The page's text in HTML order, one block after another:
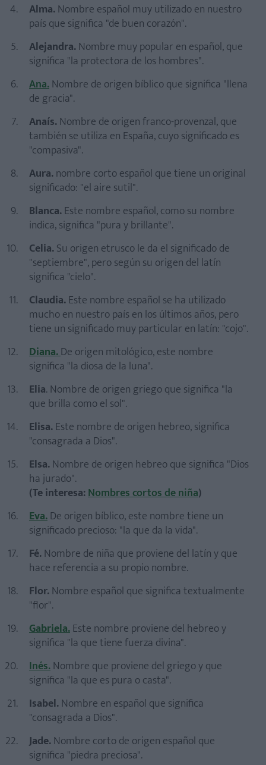
Alma.Nombre español muy utilizado en nuestro
país que significa "de buen corazón".
Alejandra.Nombre muy popular en español, que
significa "la protectora de los hombres".
Ana.Nombre de origen bíblico que significa "llena
de gracia".
Anaís.Nombre de origen franco-provenzal, que
también se utiliza en España, cuyo significado es
"compasiva".
Aura.nombre corto español que tiene un original
significado: "el aire sutil".
Blanca.Este nombre español, como su nombre
indica, significa "pura y brillante".
Celia.Su origen etrusco le da el significado de
"septiembre", pero según su origen del latín
significa "cielo".
Claudia.Este nombre español se ha utilizado
mucho en nuestro país en los últimos años, pero
tiene un significado muy particular en latín: "cojo".
Diana.De origen mitológico, este nombre
significa "la diosa de la luna".
Elia. Nombre de origen griego que significa "la
que brilla como el sol".
Elisa.Este nombre de origen hebreo, significa
"consagrada a Dios".
Elsa.Nombre de origen hebreo que significa "Dios
ha jurado".
(Te interesa:Nombres cortos de niña)
Eva.De origen bíblico, este nombre tiene un
significado precioso: "la que da la vida".
Fé.Nombre de niña que proviene del latín y que
hace referencia a su propio nombre.
Flor.Nombre español que significa textualmente
"flor".
Gabriela.Este nombre proviene del hebreo y
significa "la que tiene fuerza divina".
Inés.Nombre que proviene del griego y que
significa "la que es pura o casta".
Isabel.Nombre en español que significa
"consagrada a Dios".
Jade.Nombre corto de origen español que
significa "piedra preciosa".